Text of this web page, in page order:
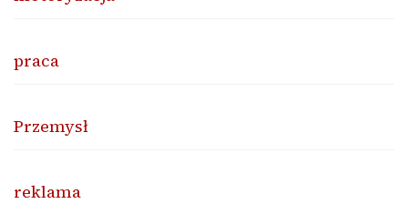
praca
Przemysł
reklama